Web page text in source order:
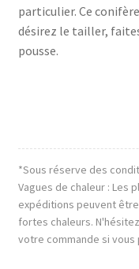
particulier. Ce
désirez le tailler,
pousse.
*Sous réserve des
Vagues de chaleur : Les
expéditions peuvent
fortes chaleurs.
votre commande si